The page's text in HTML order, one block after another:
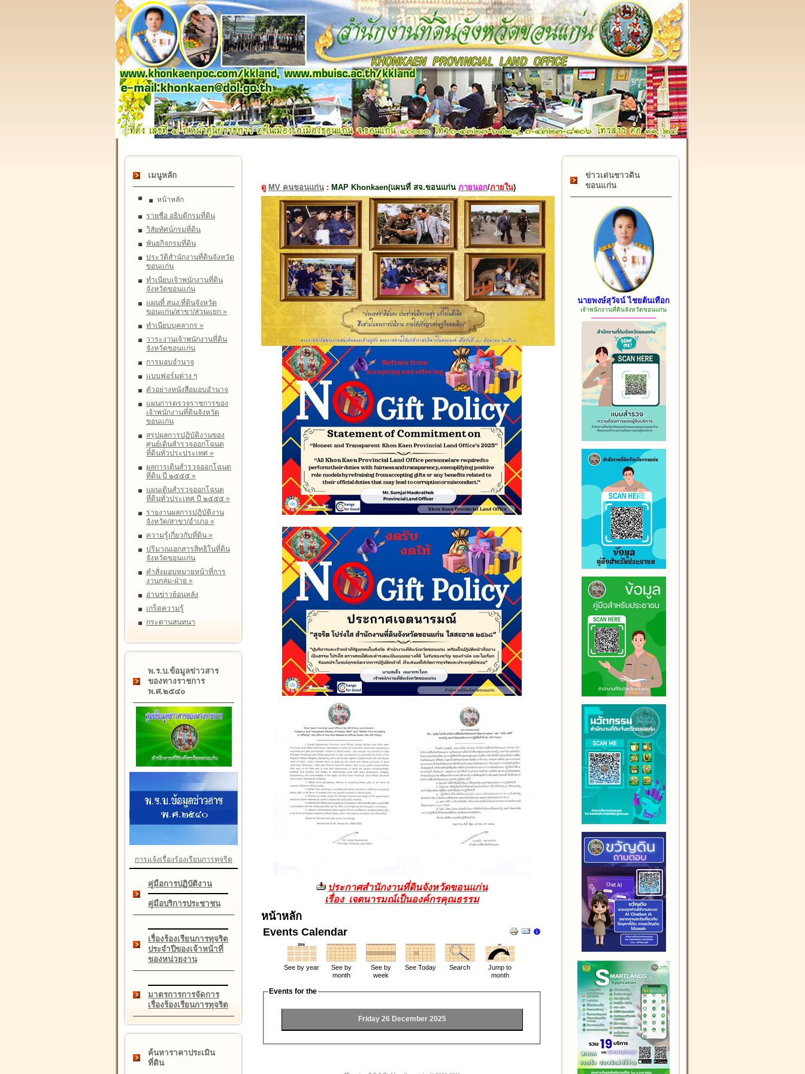
เมนูหลัก
หน้าหลัก
รายชื่อ อธิบดีกรมที่ดิน
วิสัยทัศน์กรมที่ดิน
พันธกิจกรมที่ดิน
ประวัติสำนักงานที่ดินจังหวัด
ขอนแก่น
ทำเนียบเจ้าพนักงานที่ดิน
จังหวัดขอนแก่น
แผนที่ สนง.ที่ดินจังหวัด
ขอนแก่น/สาขา/ส่วนแยก »
ทำเนียบบุคลากร »
วาระงานเจ้าพนักงานที่ดิน
จังหวัดขอนแก่น
การมอบอำนาจ
แบบฟอร์มต่าง ๆ
ตัวอย่างหนังสือมอบอำนาจ
แผนการตรวจราชการของ
เจ้าพนักงานที่ดินจังหวัด
ขอนแก่น
สรุปผลการปฏิบัติงานของ
ศูนย์เดินสำรวจออกโฉนด
ที่ดินทั่วประประเทศ »
ผลการเดินสำรวจออกโฉนด
ที่ดิน ปี ๒๕๕๕ »
แผนเดินสำรวจออกโฉนด
ที่ดินทั่วประเทศ ปี ๒๕๕๕ »
รายงานผลการปฏิบัติงาน
จังหวัด/สาขา/อำเภอ »
ความรู้เกี่ยวกับที่ดิน »
ปริมาณเอกสารสิทธิในที่ดิน
จังหวัดขอนแก่น
คำสั่งมอบหมายหน้าที่การ
งานกลุ่ม-ฝ่าย »
อ่านข่าวย้อนหลัง
เกร็ดความรู้
กระดานสนทนา
พ.ร.บ.ข้อมูลข่าวสาร
ของทางราชการ
พ.ศ.๒๕๔๐
การแจ้งเรื่องร้องเรียนการทุจริต
คู่มือการปฏิบัติงาน
คู่มือบริการประชาชน
เรื่องร้องเรียนการทุจริต
ประจำปีของเจ้าหน้าที่
ของหน่วยงาน
มาตรการการจัดการ
เรื่องร้องเรียนการทุจริต
ค้นหาราคาประเมิน
ที่ดิน
๑๗ กุมภาพันธ์ "วันคล้ายวันสถาปนากรมที่ดิน" ครบรอบ ๑๒
ดู MV คนขอนแก่น : MAP Khonkaen(แผนที่ สจ.ขอนแก่น ภายนอก/ภายใน)
ประกาศสำนักงานที่ดินจังหวัดขอนแก่น
เรื่อง เจตนารมณ์เป็นองค์กรคุณธรรม
หน้าหลัก
Events Calendar
See by year
See by
month
See by
week
See Today Search
Jump to
month
Events for the
Friday 26 December 2025
ข่าวเด่นชาวดิน
ขอนแก่น
นายพงษ์สุวัจน์ ไชยต้นเทือก
เจ้าพนักงานที่ดินจังหวัดขอนแก่น
------------------------------------